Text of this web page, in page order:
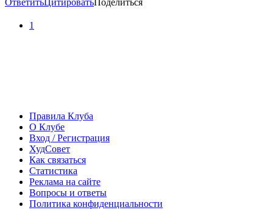
ОтветитьЦитироватьПоделиться
1
Правила Клуба
О Клубе
Вход / Регистрация
ХудСовет
Как связаться
Статистика
Реклама на сайте
Вопросы и ответы
Политика конфиденциальности